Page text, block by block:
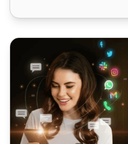
Kodėl tiesioginis pokalbis